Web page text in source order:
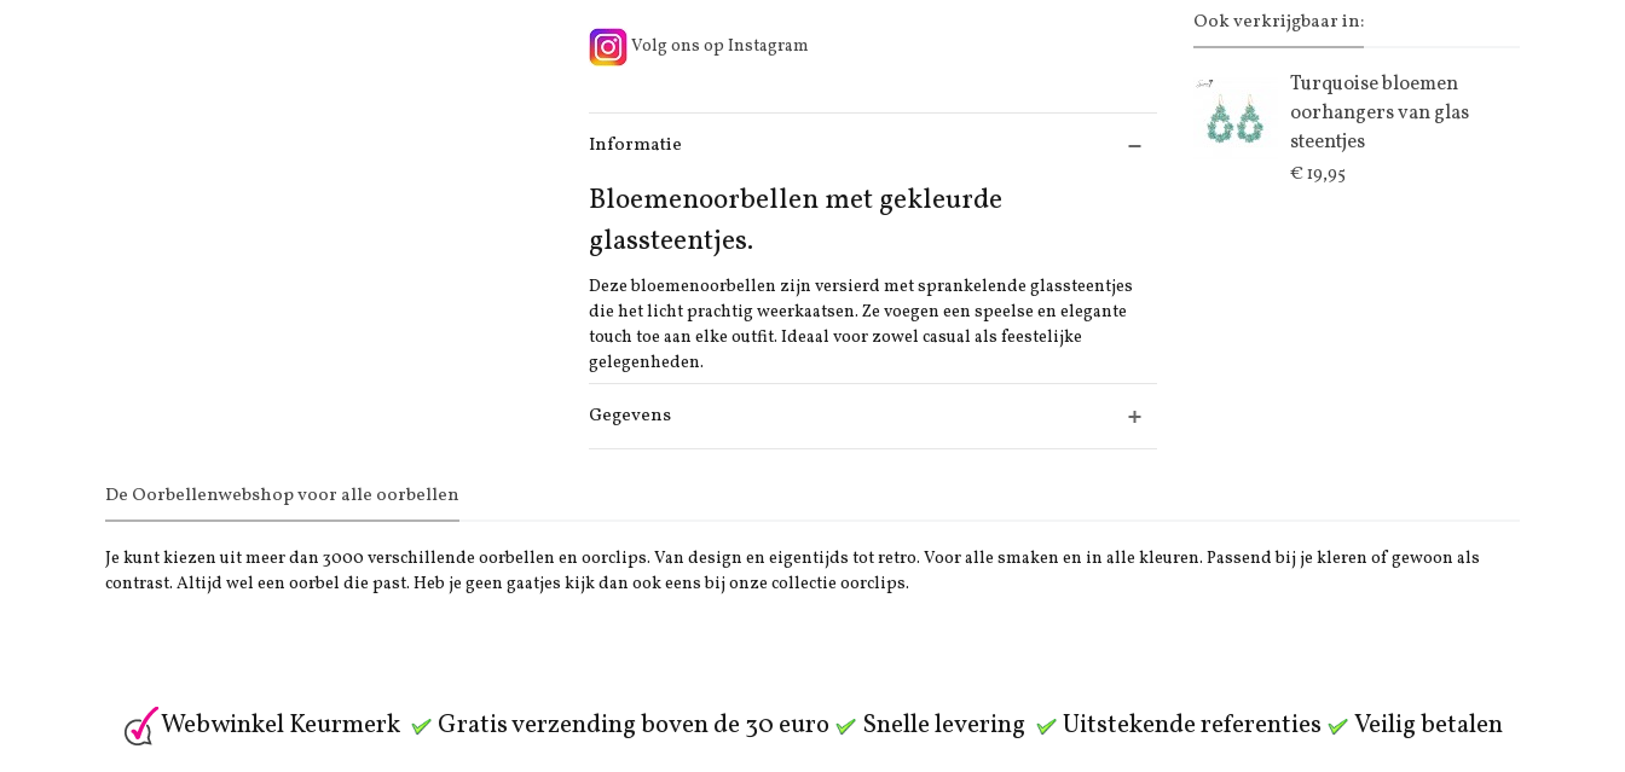
Volg ons op Instagram
Informatie
Bloemenoorbellen met gekleurde
glassteentjes.
Deze bloemenoorbellen zijn versierd met sprankelende glassteentjes
die het licht prachtig weerkaatsen. Ze voegen een speelse en elegante
touch toe aan elke outfit. Ideaal voor zowel casual als feestelijke
gelegenheden.
Gegevens
Ook verkrijgbaar in:
Turquoise bloemen
oorhangers van glas
steentjes
€ 19,95
De Oorbellenwebshop voor alle oorbellen
Je kunt kiezen uit meer dan 3000 verschillende oorbellen en oorclips. Van design en eigentijds tot retro. Voor alle smaken en in alle kleuren. Passend bij je kleren of gewoon als
contrast. Altijd wel een oorbel die past. Heb je geen gaatjes kijk dan ook eens bij onze collectie oorclips.
Webwinkel Keurmerk Gratis verzending boven de 30 euro Snelle levering Uitstekende referenties Veilig betalen